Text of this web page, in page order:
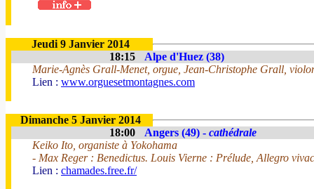
Jeudi 9 Janvier 2014
18:15
Alpe d'Huez (38)
Marie-Agnès Grall-Menet, orgue, Jean-Christophe Grall,
Lien : www.orguesetmontagnes.com
Dimanche 5 Janvier 2014
18:00
Angers (49) - cathédrale
Keiko Ito, organiste à Yokohama
- Max Reger : Benedictus. Louis Vierne : Prélude, Allegro
Lien : chamades.free.fr/